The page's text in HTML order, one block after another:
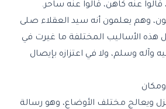
عنه كاهن، قالوا عنه ساحر.
وهم يعلمون أنه سيد العقلاء صلى
هذه الأساليب المختلفة ما غيرت في
وآله وسلم، ولا في اعتزازه بإيصال
ومكان
ويعالج مختلف الأوضاع، وهو رسالة